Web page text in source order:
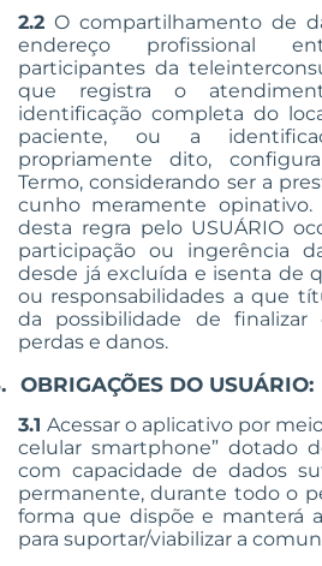
2.2 O compartilhamento de
endereço profissional
participantes da
que registra o at
identificação completa do
paciente, ou a
propriamente dito,
Termo, considerando ser a
cunho meramente
desta regra pelo USUÁRIO
participação ou ingerência
desde já excluída e isenta de
ou responsabilidades a que
da possibilidade de
perdas e danos.
OBRIGAÇÕES DO USUÁRIO:
3.1 Acessar o aplicativo por
celular smartphone” dotado
com capacidade de dados
permanente, durante todo o
forma que dispõe e manterá
para suportar/viabilizar a